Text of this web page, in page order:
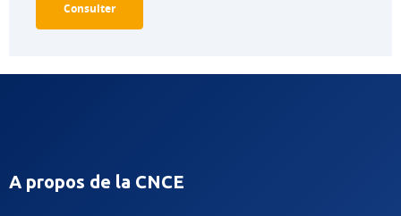
Consulter
A propos de la CNCE